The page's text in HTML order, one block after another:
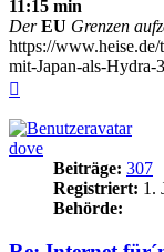
11:15 min
Der EU Grenzen
https://
mit-Japan-als-Hydra-
dove
Beiträge: 307
Registriert: 1.
Behörde: